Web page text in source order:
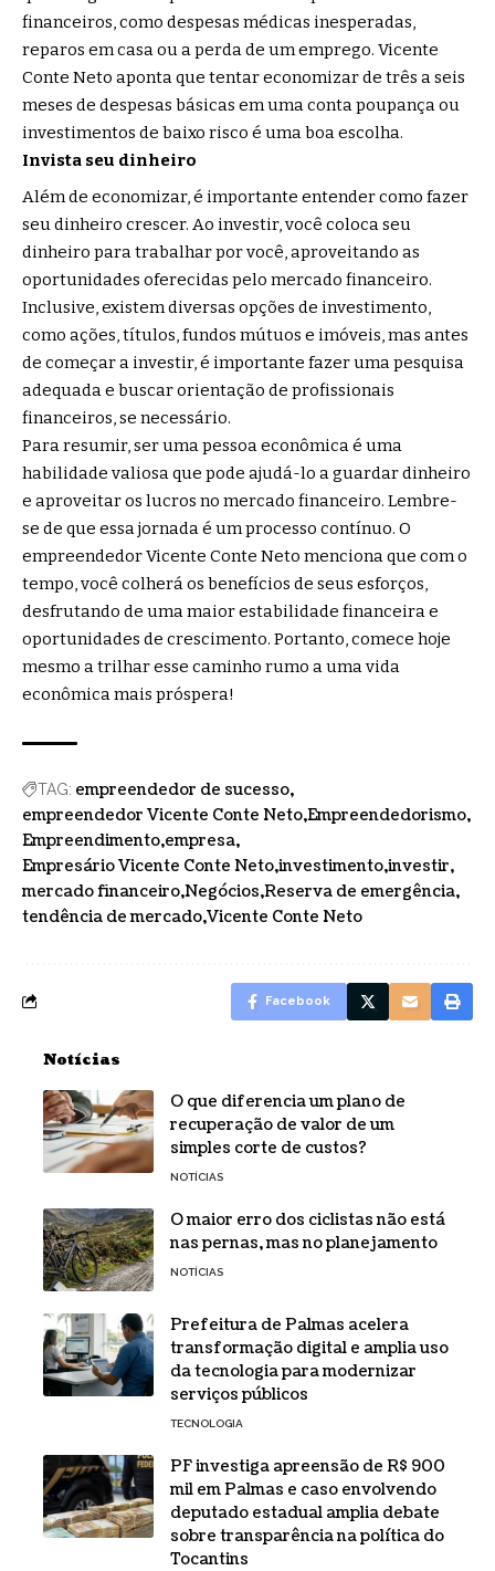
financeiros, como despesas médicas inesperadas,
reparos em casa ou a perda de um emprego. Vicente
Conte Neto aponta que tentar economizar de três a seis
meses de despesas básicas em uma conta poupança ou
investimentos de baixo risco é uma boa escolha.
Invista seu dinheiro
Além de economizar, é importante entender como fazer
seu dinheiro crescer. Ao investir, você coloca seu
dinheiro para trabalhar por você, aproveitando as
oportunidades oferecidas pelo mercado financeiro.
Inclusive, existem diversas opções de investimento,
como ações, títulos, fundos mútuos e imóveis, mas antes
de começar a investir, é importante fazer uma pesquisa
adequada e buscar orientação de profissionais
financeiros, se necessário.
Para resumir, ser uma pessoa econômica é uma
habilidade valiosa que pode ajudá-lo a guardar dinheiro
e aproveitar os lucros no mercado financeiro. Lembre-
se de que essa jornada é um processo contínuo. O
empreendedor Vicente Conte Neto menciona que com o
tempo, você colherá os benefícios de seus esforços,
desfrutando de uma maior estabilidade financeira e
oportunidades de crescimento. Portanto, comece hoje
mesmo a trilhar esse caminho rumo a uma vida
econômica mais próspera!
TAG: empreendedor de sucesso
empreendedor Vicente Conte Neto Empreendedorismo
Empreendimento empresa
Empresário Vicente Conte Neto investimento investir
mercado financeiro Negócios Reserva de emergência
tendência de mercado Vicente Conte Neto
Facebook
Notícias
O que diferencia um plano de
recuperação de valor de um
simples corte de custos?
NOTÍCIAS
O maior erro dos ciclistas não está
nas pernas, mas no planejamento
NOTÍCIAS
Prefeitura de Palmas acelera
transformação digital e amplia uso
da tecnologia para modernizar
serviços públicos
TECNOLOGIA
PF investiga apreensão de R$ 900
mil em Palmas e caso envolvendo
deputado estadual amplia debate
sobre transparência na política do
Tocantins